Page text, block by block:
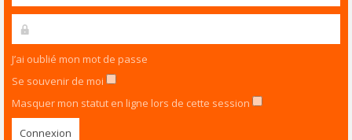
J’ai oublié mon mot de passe
Se souvenir de moi
Masquer mon statut en ligne lors de cette session